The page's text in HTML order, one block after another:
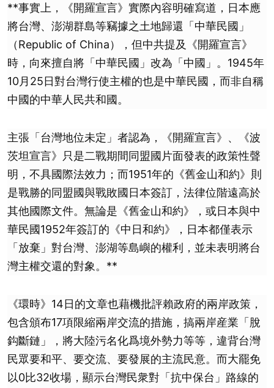
**事實上，《開羅宣言》實際內容明確寫道，日本應
將台灣、澎湖群島等竊據之土地歸還「中華民國」
（Republic of China），但中共提及《開羅宣言》
時，向來擅自將「中華民國」改為「中國」。1945年
10月25日對台灣行使主權的也是中華民國，而非自稱
中國的中華人民共和國。
主張「台灣地位未定」者認為，《開羅宣言》、《波
茨坦宣言》只是二戰期間同盟國片面發表的政策性聲
明，不具國際法效力；而1951年的《舊金山和約》則
是戰勝的同盟國與戰敗國日本簽訂，法律位階遠高於
其他國際文件。無論是《舊金山和約》，或日本與中
華民國1952年簽訂的《中日和約》，日本都僅表示
「放棄」對台灣、澎湖等島嶼的權利，並未表明將台
灣主權交還的對象。**
《環時》14日的文章也藉機批評賴政府的兩岸政策，
包含頒布17項限縮兩岸交流的措施，搞兩岸産業「脫
鈎斷鏈」，將大陸污名化爲境外勢力等等，違背台灣
民眾要和平、要交流、要發展的主流民意。而大罷免
以0比32收場，顯示台灣民衆對「抗中保台」路線的